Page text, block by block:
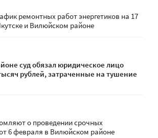
ремонтных работ энергетиков на 17
и Вилюйском районе
суд обязал юридическое лицо
рублей, затраченные на тушение
о проведении срочных
6 февраля в Вилюйском районе